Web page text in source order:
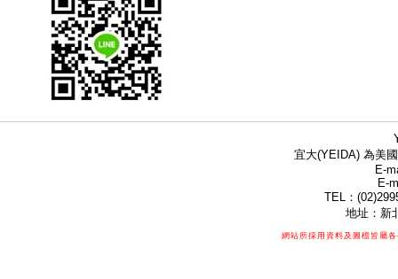
宜大(YEIDA) 為美
E-
E-
TEL：
地址：新
網站所採用資料及圖檔皆屬